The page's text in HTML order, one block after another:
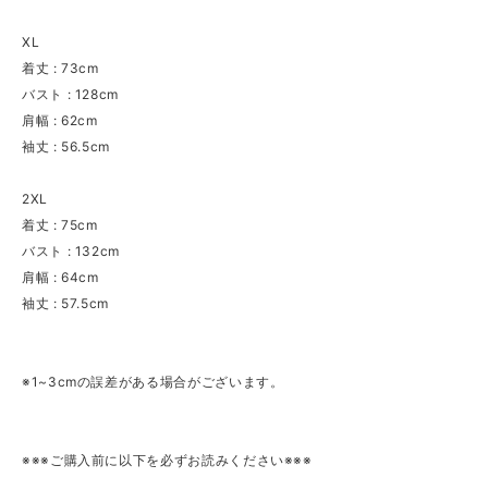
XL
着丈 : 73cm
バスト : 128cm
肩幅 : 62cm
袖丈 : 56.5cm
2XL
着丈 : 75cm
バスト : 132cm
肩幅 : 64cm
袖丈 : 57.5cm
※1~3cmの誤差がある場合がございます。
※※※ご購入前に以下を必ずお読みください※※※